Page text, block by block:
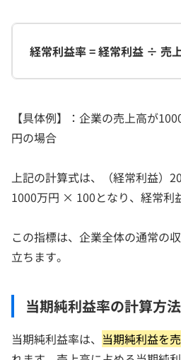
経常利益率 = 経常利益 ÷ 売
【具体例】：企業の売上高が
円の場合
上記の計算式は、（経常利益）
1000万円 × 100となり、経常利
この指標は、企業全体の通常の
立ちます。
当期純利益率の計算方法
当期純利益率は、 当期純利益を